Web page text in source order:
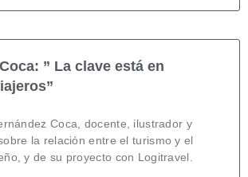
” La clave está en
Coca, docente, ilustrador y
la relación entre el turismo y el
y de su proyecto con Logitravel.